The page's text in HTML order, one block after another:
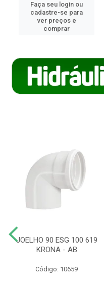
Faça seu login ou
cadastre-se para
ver preços e
comprar
JOELHO 90 ESG 100 619
KRONA - AB
Código: 10659